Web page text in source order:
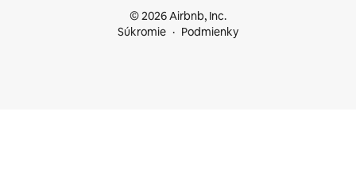
© 2026 Airbnb, Inc.
Súkromie
Podmienky